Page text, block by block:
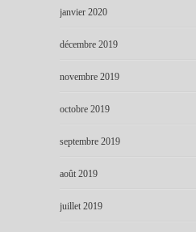
janvier 2020
décembre 2019
novembre 2019
octobre 2019
septembre 2019
août 2019
juillet 2019